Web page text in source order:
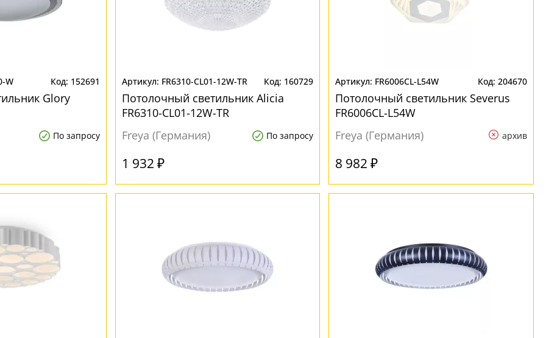
W 152691
Glory
По запросу
FR6310-CL01-12W-TR 160729
Потолочный светильник Alicia
FR6310-CL01-12W-TR
Freya (Германия)
По запросу
1 932 ₽
FR6006CL-L54W 204670
Потолочный светильник Severus
FR6006CL-L54W
Freya (Германия)
архив
8 982 ₽